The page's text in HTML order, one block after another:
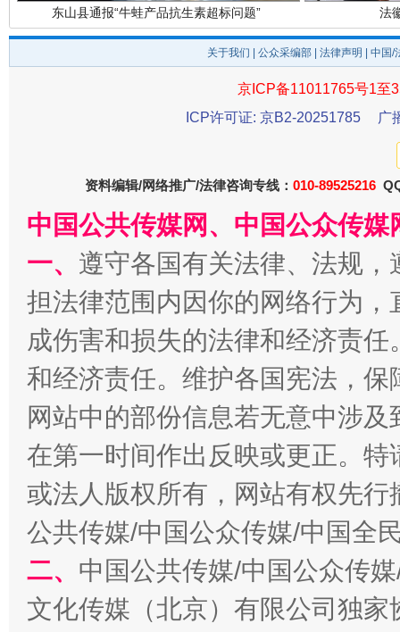
千年窑火 生生不息 一
揭开“小金库”的免责幌子
关于我们 公众采编部 法律声明 | 中国
京ICP备11011765号1至
ICP许可证: 京B2-20251785
广
资料编辑/网络推广/法律咨询专线： 010-89525216
中国公共传媒网、中国公众传
一、 遵守各国有关法律、法规
担法律范围内因你的网络行为
成伤害和损失的法律和经济责
和经济责任。维护各国宪法，
网站中的部份信息若无意中涉
在第一时间作出反映或更正。
或法人版权所有，网站有权先
公共传媒/中国公众传媒/中国全
二、 中国公共传媒/中国公众传
文化传媒（北京）有限公司独